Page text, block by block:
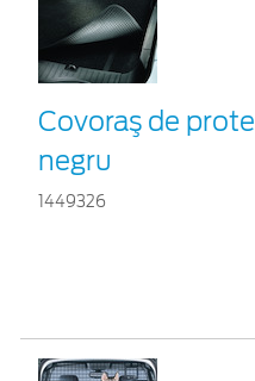
Covoraş de
negru
1449326